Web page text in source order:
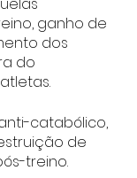
ganho de
dos
do
catabólico,
de
treino.